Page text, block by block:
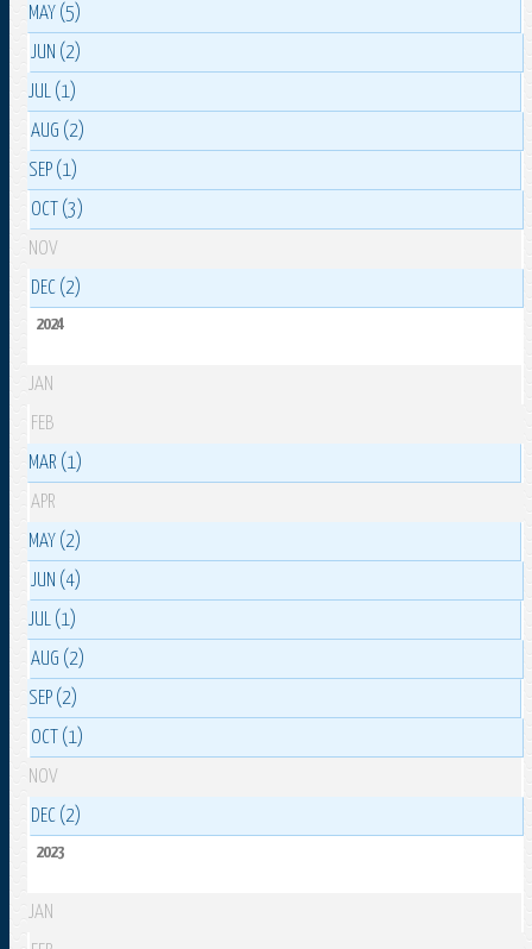
MAY (5)
JUN (2)
JUL (1)
AUG (2)
SEP (1)
OCT (3)
NOV
DEC (2)
2024
JAN
FEB
MAR (1)
APR
MAY (2)
JUN (4)
JUL (1)
AUG (2)
SEP (2)
OCT (1)
NOV
DEC (2)
2023
JAN